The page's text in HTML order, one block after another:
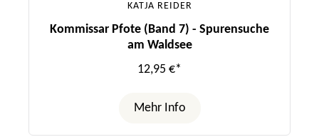
KATJA REIDER
Kommissar Pfote (Band 7) - Spurensuche
am Waldsee
12,95 €*
Mehr Info